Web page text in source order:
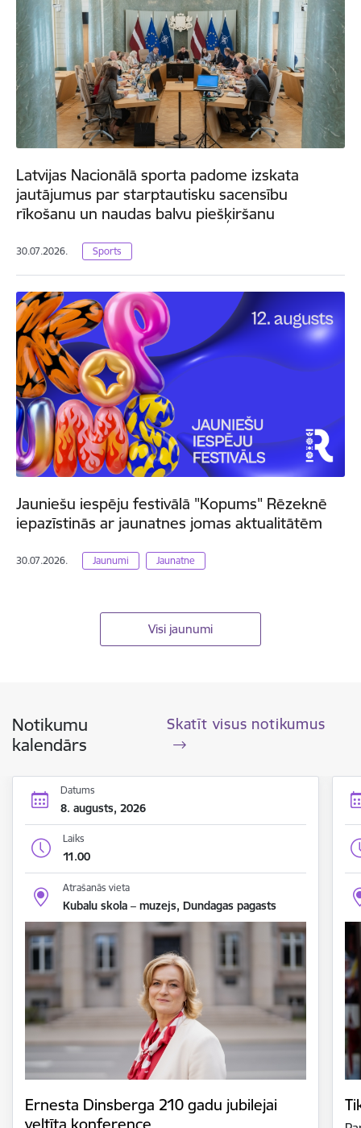
Latvijas Nacionālā sporta padome izskata
jautājumus par starptautisku sacensību
rīkošanu un naudas balvu piešķiršanu
30.07.2026. Sports
Jauniešu iespēju festivālā "Kopums" Rēzeknē
iepazīstinās ar jaunatnes jomas aktualitātēm
30.07.2026. Jaunumi Jaunatne
Visi jaunumi
Notikumu
kalendārs
Skatīt visus notikumus
Datums
8. augusts, 2026
Laiks
11.00
Atrašanās vieta
Kubalu skola – muzejs, Dundagas pagasts
Ernesta Dinsberga 210 gadu jubilejai